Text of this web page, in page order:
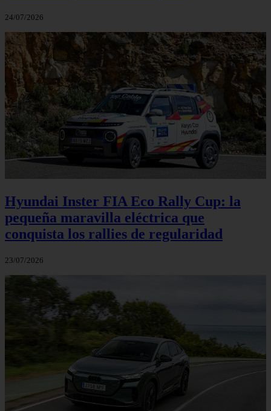
24/07/2026
Hyundai Inster FIA Eco Rally Cup: la
pequeña maravilla eléctrica que
conquista los rallies de regularidad
23/07/2026